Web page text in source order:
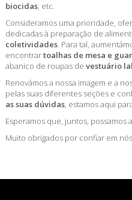
biocidas, etc.
Consideramos uma prioridade,
dedicadas à preparação de
coletividades. Para tal,
encontrartoalhas de mesa e
abanico de roupas de vestuário
Renovámos a nossa imagem e a
pelas suas diferentes seções e
as suas dúvidas, estamos aqui
Esperamos que, juntos, possamos
Muito obrigados por confiar em